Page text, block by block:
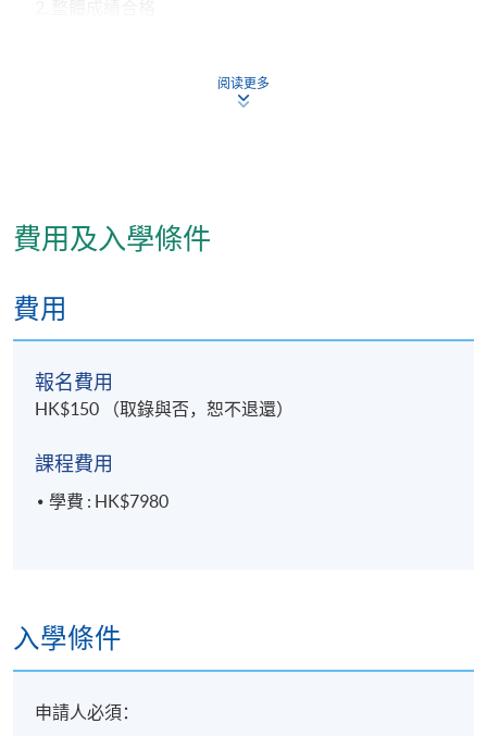
2390-HS199A
逢周三，6:45pm - 9:45pm
修業期
地點
香港大學專業進修學院教學中心 (銅鑼灣/炮台山/北
角)
阅读更多
費用及入學條件
費用
報名費用
HK$150 （取錄與否，恕不退還）
課程費用
學費 : HK$7980
入學條件
申請人必須：